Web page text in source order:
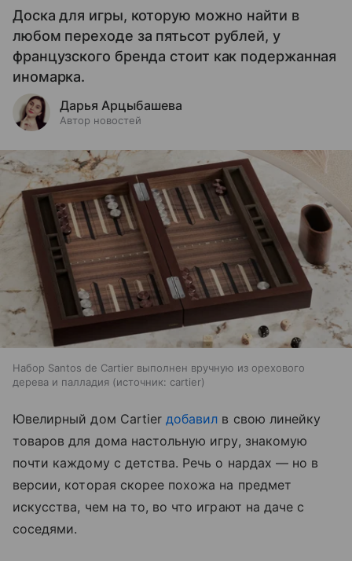
Доска для игры, которую можно найти в
любом переходе за пятьсот рублей, у
французского бренда стоит как подержанная
иномарка.
Дарья Арцыбашева
Автор новостей
Набор Santos de Cartier выполнен вручную из орехового
дерева и палладия
источник: cartier
Ювелирный дом Cartierдобавил в свою линейку
товаров для дома настольную игру, знакомую
почти каждому с детства. Речь о нардах — но в
версии, которая скорее похожа на предмет
искусства, чем на то, во что играют на даче с
соседями.